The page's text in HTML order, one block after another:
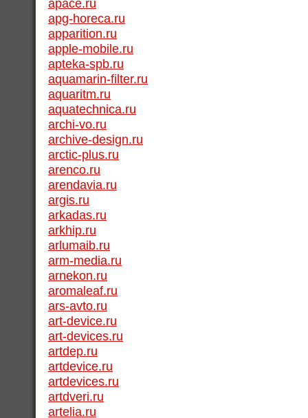
apace.ru
apg-horeca.ru
apparition.ru
apple-mobile.ru
apteka-spb.ru
aquamarin-filter.ru
aquaritm.ru
aquatechnica.ru
archi-vo.ru
archive-design.ru
arctic-plus.ru
arenco.ru
arendavia.ru
argis.ru
arkadas.ru
arkhip.ru
arlumaib.ru
arm-media.ru
arnekon.ru
aromaleaf.ru
ars-avto.ru
art-device.ru
art-devices.ru
artdep.ru
artdevice.ru
artdevices.ru
artdveri.ru
artelia.ru